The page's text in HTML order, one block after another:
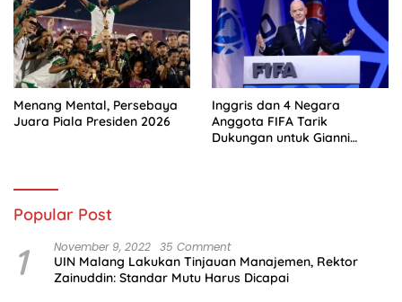
Menang Mental, Persebaya
Juara Piala Presiden 2026
Inggris dan 4 Negara
Anggota FIFA Tarik
Dukungan untuk Gianni
Popular Post
1 November 9, 2022 35 Comment
UIN Malang Lakukan Tinjauan Manajemen, Rektor
Zainuddin: Standar Mutu Harus Dicapai